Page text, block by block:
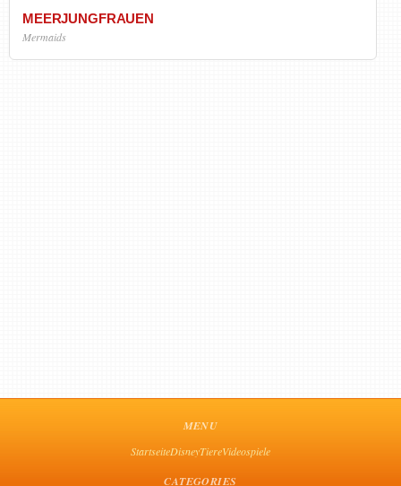
MEERJUNGFRAUEN
Mermaids
MENU
StartseiteDisneyTiereVideospiele
CATEGORIES